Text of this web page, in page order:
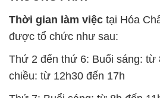
Thứ 7: Buổi sáng: từ 8h đến
12h30 đến 16h
Chủ nhật: Nghỉ chủ nhật hàng